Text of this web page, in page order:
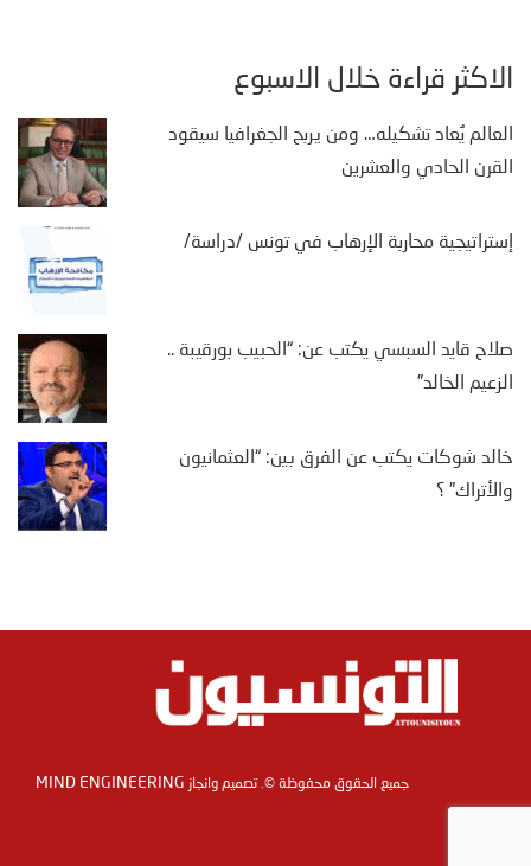
الأكثر قراءة خلال الأسبوع
العالم يُعاد تشكيله… ومن يربح الجغرافيا سيقود
القرن الحادي والعشرين
إستراتيجية محاربة الإرهاب في تونس /دراسة/
صلاح قايد السبسي يكتب عن: “الحبيب بورقيبة ..
الزعيم الخالد”
خالد شوكات يكتب عن الفرق بين: “العثمانيون
والأتراك” ؟
جميع الحقوق محفوظة ©. تصميم وانجاز MIND ENGINEERING